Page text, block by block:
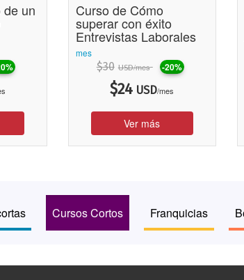
de un Curso de Cómo
superar con éxito
Entrevistas Laborales
mes
$30 USD/mes -20%
$24 USD/mes
Ver más
Cursos Cortos Franquicias